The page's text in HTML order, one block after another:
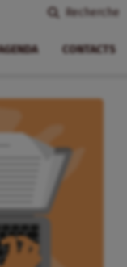
Recherche
CONTACTS